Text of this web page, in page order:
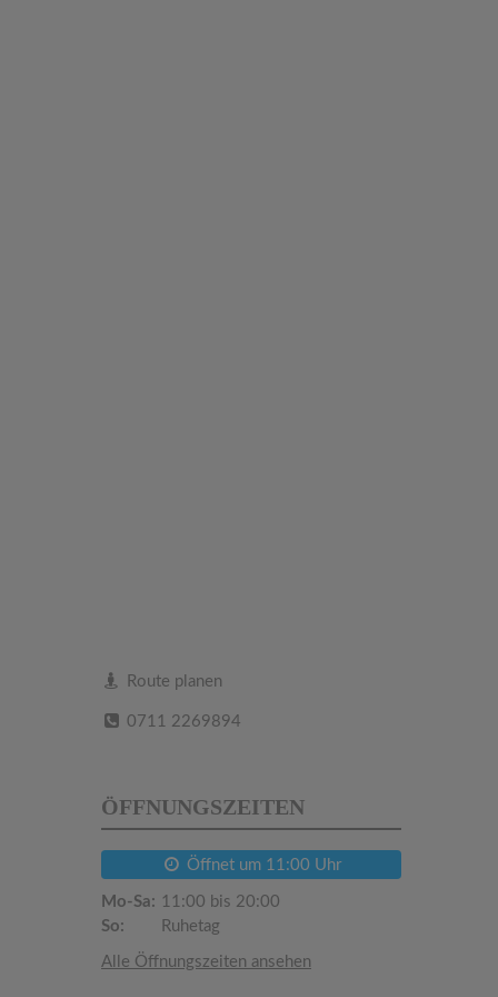
Route planen
0711 2269894
ÖFFNUNGSZEITEN
Öffnet um 11:00 Uhr
Mo-Sa: 11:00 bis 20:00
So:
Ruhetag
Alle Öffnungszeiten ansehen